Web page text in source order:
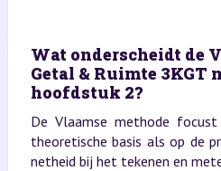
Wat onderscheidt de
Getal & Ruimte 3KGT
hoofdstuk 2?
De Vlaamse methode
theoretische basis als op de
netheid bij het tekenen en